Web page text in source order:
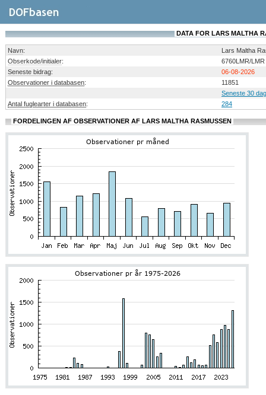
DATA FOR LARS MALTHA
Navn:
Lars Maltha
Obserkode/initialer:
6760LMR/LMR
Seneste bidrag:
06-08-2026
Observationer i databasen:
11851
Seneste 30
Antal fuglearter i databasen: 284
FORDELINGEN AF OBSERVATIONER AF LARS MALTHA RASMUSSEN